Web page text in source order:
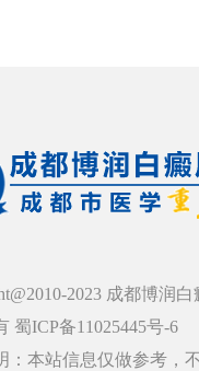
2023 成都博润
蜀ICP备11025445号-6
：本站信息仅做参考，